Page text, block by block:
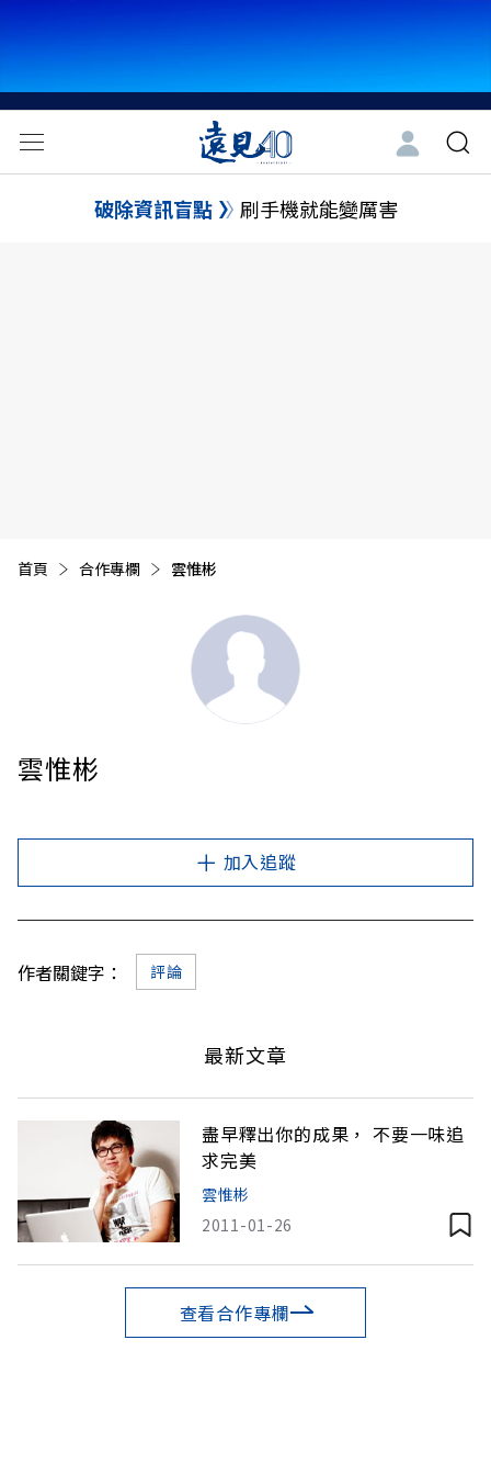
破除資訊盲點 刷手機就能變厲害
首頁 合作專欄 目前頁面：
雲惟彬
雲惟彬
加入追蹤
作者關鍵字： 評論
最新文章
盡早釋出你的成果， 不要一味追
求完美
雲惟彬
2011-01-26
查看合作專欄